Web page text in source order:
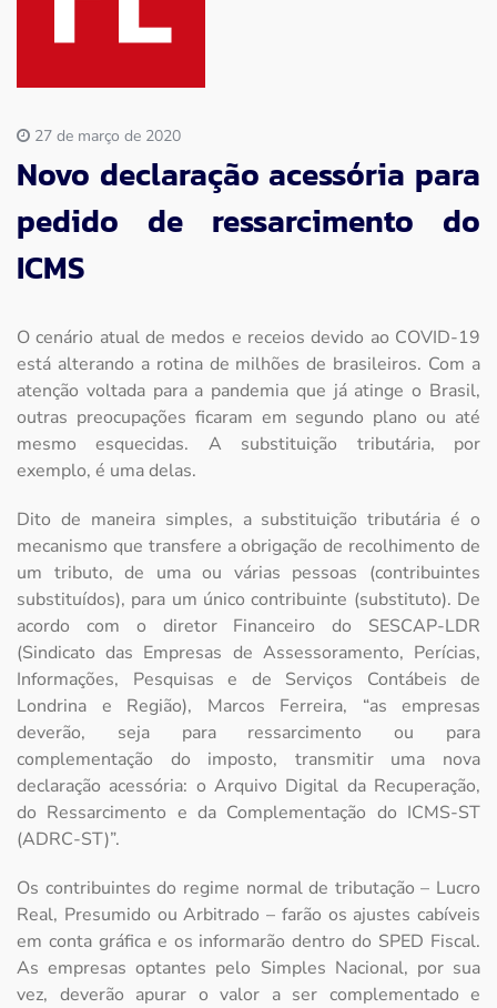
Contato
27 de março de 2020
Novo declaração acessória para
pedido de ressarcimento do
ICMS
O cenário atual de medos e receios devido ao COVID-19
está alterando a rotina de milhões de brasileiros. Com a
atenção voltada para a pandemia que já atinge o Brasil,
outras preocupações ficaram em segundo plano ou até
mesmo esquecidas. A substituição tributária, por
exemplo, é uma delas.
Dito de maneira simples, a substituição tributária é o
mecanismo que transfere a obrigação de recolhimento de
um tributo, de uma ou várias pessoas (contribuintes
substituídos), para um único contribuinte (substituto). De
acordo com o diretor Financeiro do SESCAP-LDR
(Sindicato das Empresas de Assessoramento, Perícias,
Informações, Pesquisas e de Serviços Contábeis de
Londrina e Região), Marcos Ferreira, “as empresas
deverão, seja para ressarcimento ou para
complementação do imposto, transmitir uma nova
declaração acessória: o Arquivo Digital da Recuperação,
do Ressarcimento e da Complementação do ICMS-ST
(ADRC-ST)”.
Os contribuintes do regime normal de tributação – Lucro
Real, Presumido ou Arbitrado – farão os ajustes cabíveis
em conta gráfica e os informarão dentro do SPED Fiscal.
As empresas optantes pelo Simples Nacional, por sua
vez, deverão apurar o valor a ser complementado e